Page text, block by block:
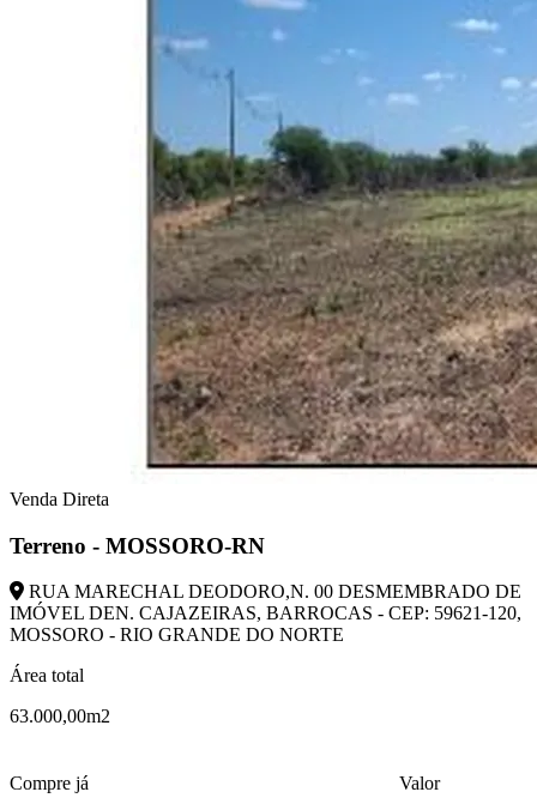
Venda Direta
Terreno - MOSSORO-RN
RUA MARECHAL DEODORO,N. 00 DESMEMBRADO DE
IMÓVEL DEN. CAJAZEIRAS, BARROCAS - CEP: 59621-120,
MOSSORO - RIO GRANDE DO NORTE
Área total
63.000,00m2
Compre já
Valor